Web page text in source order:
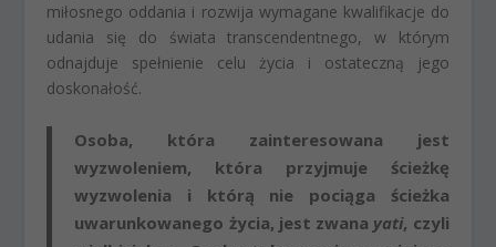
miłosnego oddania i rozwija wymagane kwalifikacje do
udania się do świata transcendentnego, w którym
odnajduje spełnienie celu życia i ostateczną jego
doskonałość.
Osoba, która zainteresowana jest
wyzwoleniem, która przyjmuje ścieżkę
wyzwolenia i którą nie pociąga ścieżka
uwarunkowanego życia, jest zwana yati, czyli